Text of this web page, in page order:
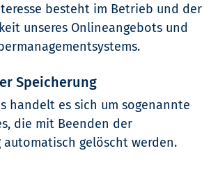
besteht im Betrieb und der
unseres Onlineangebots und
Speicherung
handelt es sich um sogenannte
die mit Beenden der
automatisch gelöscht werden.